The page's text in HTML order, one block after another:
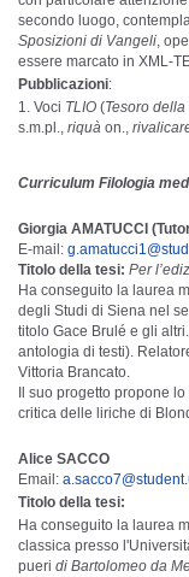
secondo luogo,
Sposizioni di Vangeli,
essere marcato in XML-
Pubblicazioni:
Voci TLIO (Tesoro
s.m.pl., riquà on.,
Curriculum Filologia
Giorgia AMATUCCI
E-mail:
Titolo della tesi: Per
Ha conseguito la laurea
degli Studi di Siena nel
titolo Gace Brulé e gli
antologia di testi).
Vittoria Brancato.
Il suo progetto propone
critica delle liriche di
Alice SACCO
Email:
Titolo della tesi:
Ha conseguito la laurea
classica presso
pueri di Bartolomeo da